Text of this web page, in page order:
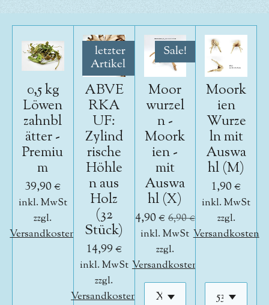
0,5 kg
Löwen
zahnbl
ätter -
Premiu
m
39,90 €
inkl. MwSt
zzgl.
Versandkosten
letzter
Artikel
ABVE
RKA
UF:
Zylind
rische
Höhle
n aus
Holz
(32
Stück)
14,99 €
inkl. MwSt
zzgl.
Versandkosten
Sale!
Moor
wurzel
n -
Moork
ien -
mit
Auswa
hl (X)
4,90 € 6,90 €
inkl. MwSt
zzgl.
Versandkosten
Moork
ien
Wurze
ln mit
Auswa
hl (M)
1,90 €
inkl. MwSt
zzgl.
Versandkosten